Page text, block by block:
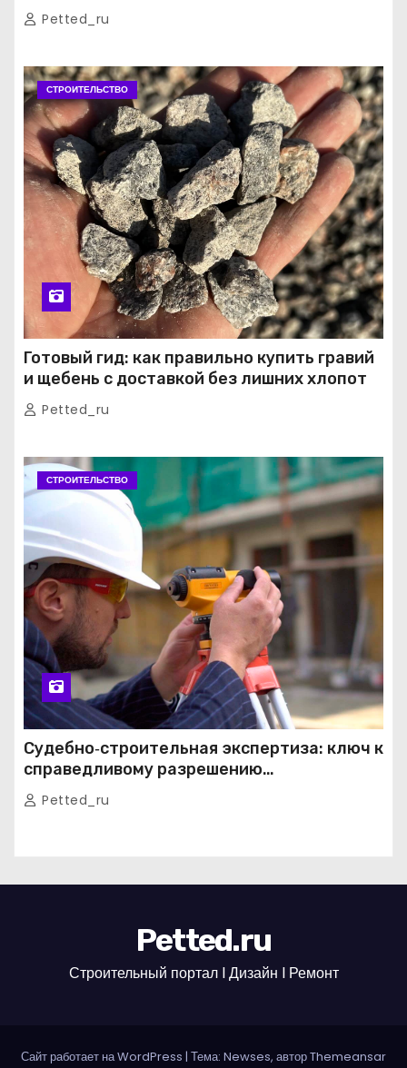
руководство от экспертов
Petted_ru
СТРОИТЕЛЬСТВО
Готовый гид: как правильно купить гравий
и щебень с доставкой без лишних хлопот
Petted_ru
СТРОИТЕЛЬСТВО
Судебно‑строительная экспертиза: ключ к
справедливому разрешению
строительных споров
Petted_ru
Petted.ru
Строительный портал l Дизайн l Ремонт
Сайт работает на WordPress | Тема: Newses, авторThemeansar